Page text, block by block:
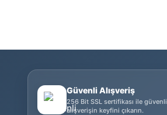
Güvenli Alışveriş
256 Bit SSL sertifikası ile güvenli
alışverişin keyfini çıkarın.